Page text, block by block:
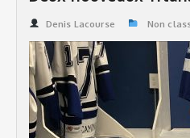
COMMANDITAIRES
STATISTIQUES DE LA LIGUE
Denis Lacourse Non